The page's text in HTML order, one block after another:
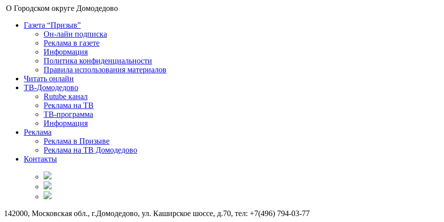
О Городском округе Домодедово
Газета “Призыв”
Он-лайн подписка
Реклама в газете
Информация
Политика конфиденциальности
Правила использования материалов
Читать онлайн
ТВ-Домодедово
Rutube канал
Реклама на ТВ
ТВ-программа
Информация
Реклама
Реклама в Призыве
Реклама на ТВ Домодедово
Контакты
142000, Московская обл., г.Домодедово, ул. Каширское шоссе, д.70, тел: +7(496) 794-03-77